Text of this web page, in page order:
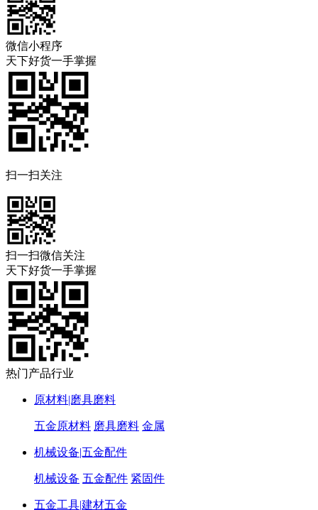
微信小程序
天下好货一手掌握
扫一扫关注
扫一扫微信关注
天下好货一手掌握
热门产品行业
原材料|磨具磨料
五金原材料 磨具磨料 金属
机械设备|五金配件
机械设备 五金配件 紧固件
五金工具|建材五金